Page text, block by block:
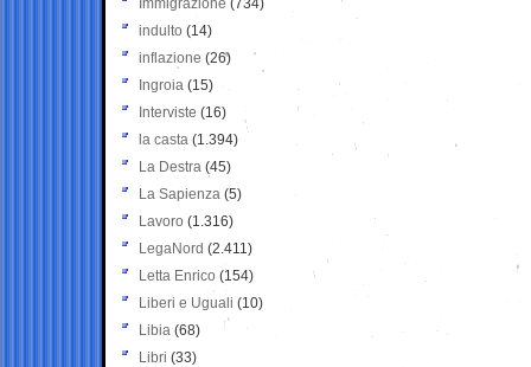
Immigrazione (734)
indulto (14)
inflazione (26)
Ingroia (15)
Interviste (16)
la casta (1.394)
La Destra (45)
La Sapienza (5)
Lavoro (1.316)
LegaNord (2.411)
Letta Enrico (154)
Liberi e Uguali (10)
Libia (68)
Libri (33)